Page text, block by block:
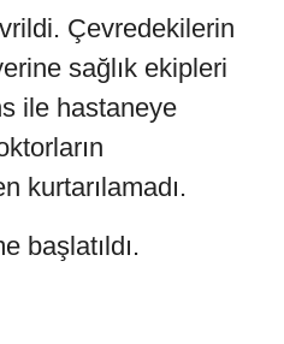
Çevredekilerin
sağlık ekipleri
ile hastaneye
kurtarılamadı.
başlatıldı.